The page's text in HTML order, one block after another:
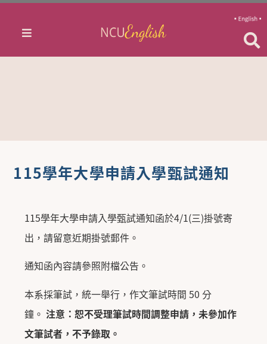
115學年大學申請入學甄試通知
115學年大學申請入學甄試通知函於4/1(三)掛號寄
出，請留意近期掛號郵件。
通知函內容請參照附檔公告。
本系採筆試，統一舉行，作文筆試時間 50 分
鐘。注意：恕不受理筆試時間調整申請，未參加作
文筆試者，不予錄取。